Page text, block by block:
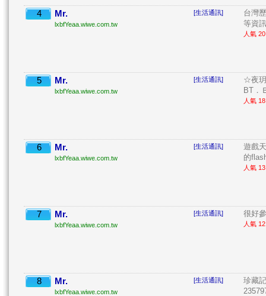
4 Mr.
lxbfYeaa.wiwe.com.tw
[生活通訊]
台灣
等資
人氣
5 Mr.
lxbfYeaa.wiwe.com.tw
[生活通訊]
☆夜玥
BT．
人氣
6 Mr.
lxbfYeaa.wiwe.com.tw
[生活通訊]
遊戲
的
人氣
7 Mr.
lxbfYeaa.wiwe.com.tw
[生活通訊] 很好
人氣
8 Mr.
lxbfYeaa.wiwe.com.tw
[生活通訊]
珍藏